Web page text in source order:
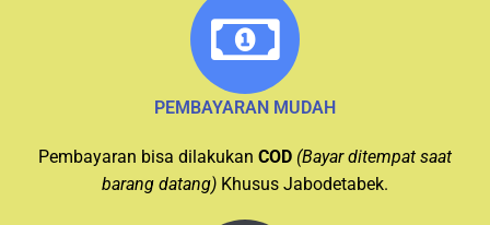
PEMBAYARAN MUDAH
Pembayaran bisa dilakukan COD (Bayar ditempat saat
barang datang) Khusus Jabodetabek.